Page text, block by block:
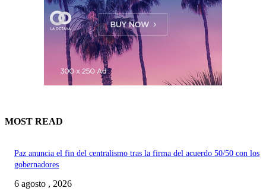
MOST READ
Paz anuncia el fin del centralismo tras la firma del acuerdo 50/50 con los
gobernadores
6 agosto , 2026